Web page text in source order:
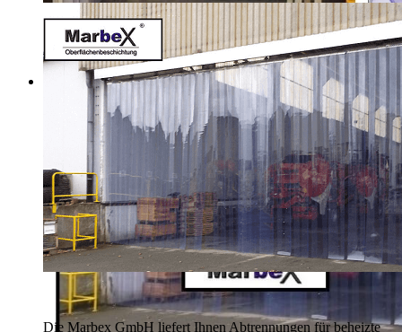
Die Marbex GmbH liefert Ihnen Abtrennungen für beheizte